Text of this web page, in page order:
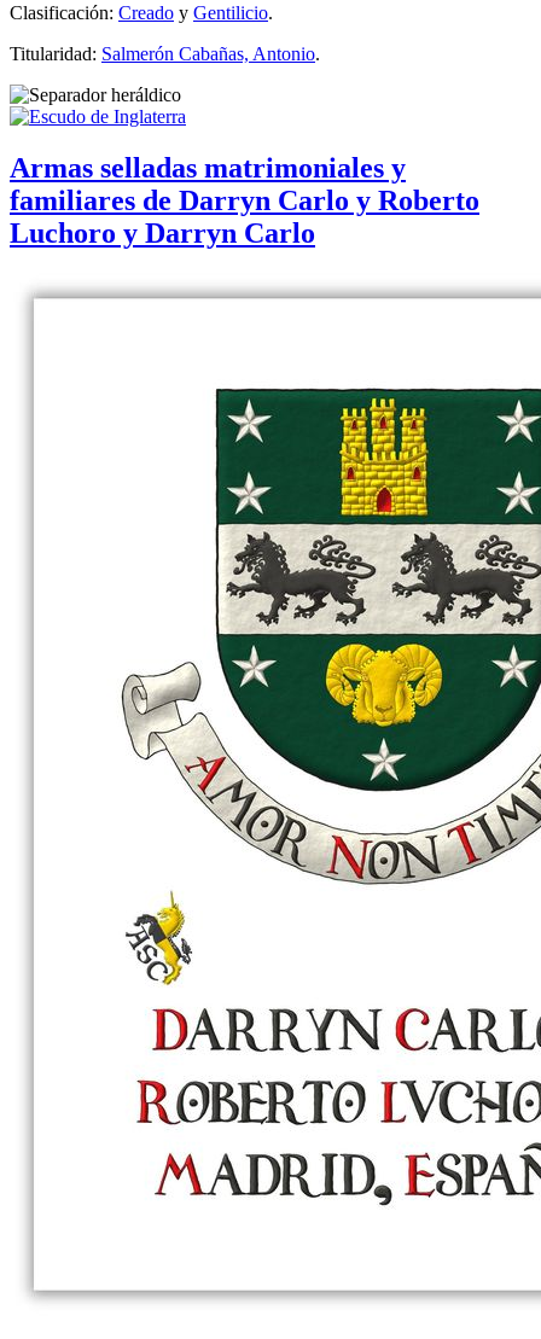
Clasificación: Creado y Gentilicio.
Titularidad: Salmerón Cabañas, Antonio.
Armas selladas matrimoniales y
familiares de Darryn Carlo y Roberto
Luchoro y Darryn Carlo